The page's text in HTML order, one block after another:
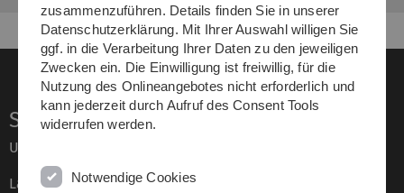
Service
Universität von A–Z
Lagepläne
zusammenzuführen. Details finden Sie in unserer
Datenschutzerklärung. Mit Ihrer Auswahl willigen Sie
ggf. in die Verarbeitung Ihrer Daten zu den jeweiligen
Zwecken ein. Die Einwilligung ist freiwillig, für die
Nutzung des Onlineangebotes nicht erforderlich und
kann jederzeit durch Aufruf des Consent Tools
widerrufen werden.
Notwendige Cookies